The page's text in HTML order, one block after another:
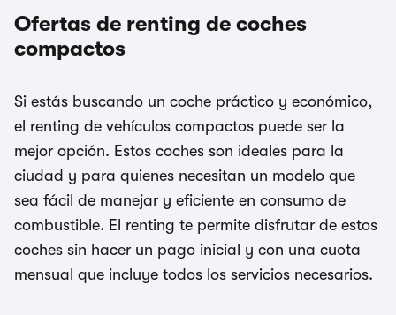
Ofertas de renting de coches
compactos
Si estás buscando un coche práctico y económico,
el renting de vehículos compactos puede ser la
mejor opción. Estos coches son ideales para la
ciudad y para quienes necesitan un modelo que
sea fácil de manejar y eficiente en consumo de
combustible. El renting te permite disfrutar de estos
coches sin hacer un pago inicial y con una cuota
mensual que incluye todos los servicios necesarios.